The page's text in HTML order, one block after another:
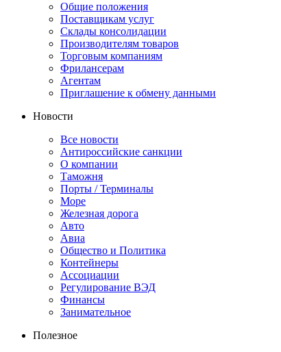
Общие положения
Поставщикам услуг
Склады консолидации
Производителям товаров
Торговым компаниям
Фрилансерам
Агентам
Приглашение к обмену данными
Новости
Все новости
Антироссийские санкции
О компании
Таможня
Порты / Терминалы
Море
Железная дорога
Авто
Авиа
Общество и Политика
Контейнеры
Ассоциации
Регулирование ВЭД
Финансы
Занимательное
Полезное